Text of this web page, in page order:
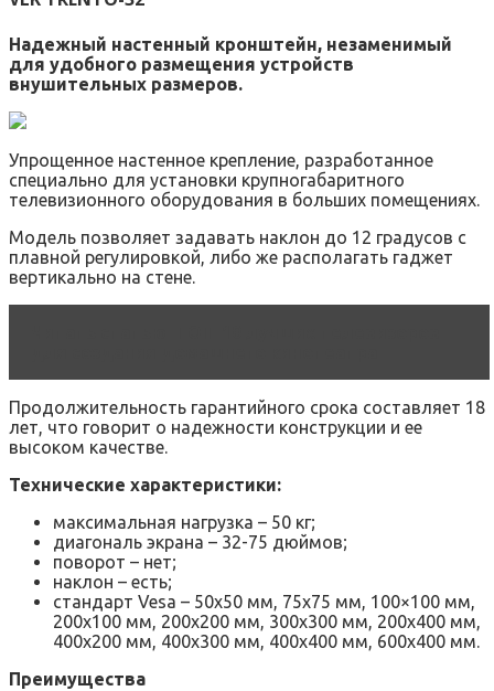
Надежный настенный кронштейн, незаменимый
для удобного размещения устройств
внушительных размеров.
Упрощенное настенное крепление, разработанное
специально для установки крупногабаритного
телевизионного оборудования в больших помещениях.
Модель позволяет задавать наклон до 12 градусов с
плавной регулировкой, либо же располагать гаджет
вертикально на стене.
Продолжительность гарантийного срока составляет 18
лет, что говорит о надежности конструкции и ее
высоком качестве.
Технические характеристики:
максимальная нагрузка – 50 кг;
диагональ экрана – 32-75 дюймов;
поворот – нет;
наклон – есть;
стандарт Vesa – 50х50 мм, 75х75 мм, 100×100 мм,
200х100 мм, 200х200 мм, 300х300 мм, 200х400 мм,
400х200 мм, 400х300 мм, 400х400 мм, 600х400 мм.
Преимущества